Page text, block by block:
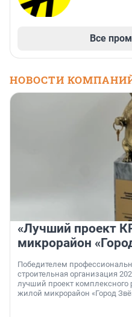
Все
НОВОСТИ
«Лучший проект
микрорайон
Победителем
строительная организация
лучший проект комплексного
жилой микрорайон «Город